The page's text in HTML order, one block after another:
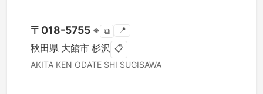
〒 018-5755 ※ ⧉ 📍
秋田県 大館市 杉沢 📋
AKITA KEN ODATE SHI SUGISAWA